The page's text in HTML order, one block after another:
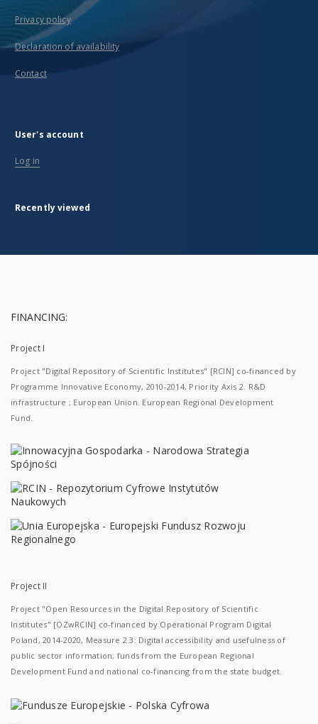
Privacy policy
Declaration of availability
Contact
User's account
Log in
Recently viewed
FINANCING:
Project I
Project "Digital Repository of Scientific Institutes" [RCIN] co-financed by
Programme Innovative Economy, 2010-2014, Priority Axis 2. R&D
infrastructure ; European Union. European Regional Development
Fund.
Project II
Project "Open Resources in the Digital Repository of Scientific
Institutes" [OZwRCIN] co-financed by Operational Program Digital
Poland, 2014-2020, Measure 2.3: Digital accessibility and usefulness of
public sector information; funds from the European Regional
Development Fund and national co-financing from the state budget.